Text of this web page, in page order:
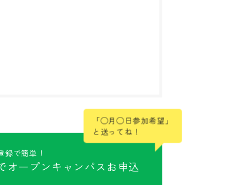
録で簡単！
オープンキャンパスお申込
「◯月◯日参加希望」
と送ってね！